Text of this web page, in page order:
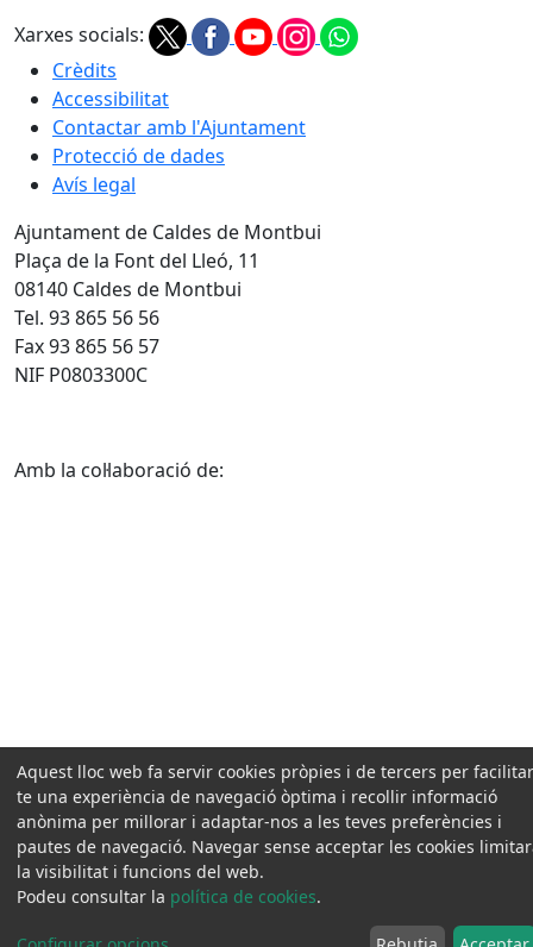
Xarxes socials:
Crèdits
Accessibilitat
Contactar amb l'Ajuntament
Protecció de dades
Avís legal
Ajuntament de Caldes de Montbui
Plaça de la Font del Lleó, 11
08140 Caldes de Montbui
Tel. 93 865 56 56
Fax 93 865 56 57
NIF P0803300C
Amb la col·laboració de:
Aquest lloc web fa servir cookies pròpies i de tercers per
te una experiència de navegació òptima i recollir informació
anònima per millorar i adaptar-nos a les teves preferències i
pautes de navegació. Navegar sense acceptar les cookies
la visibilitat i funcions del web.
Podeu consultar la política de cookies.